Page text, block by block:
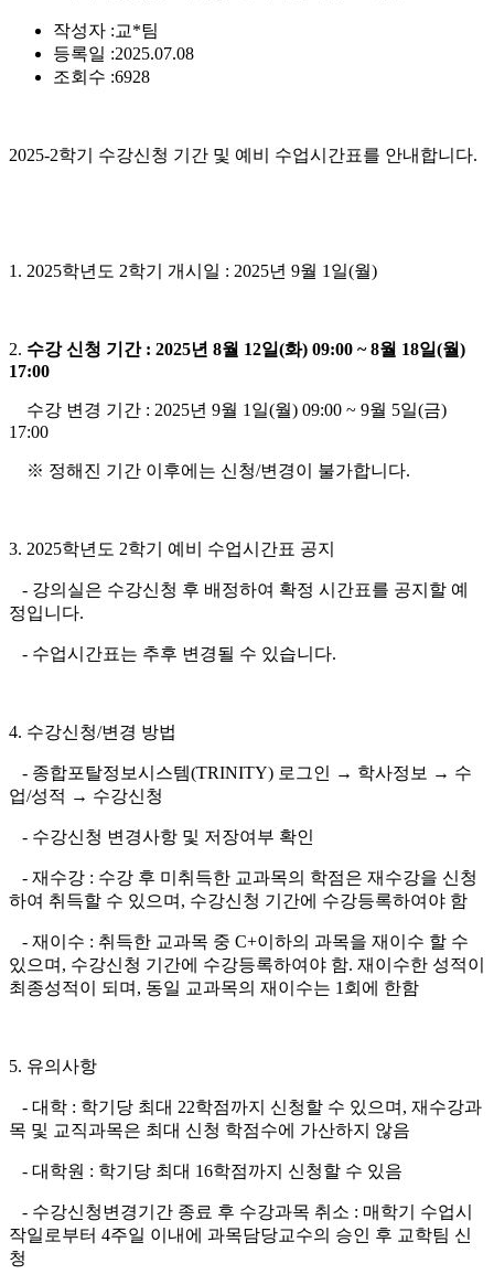
작성자 :교*팀
등록일 :2025.07.08
조회수 :6928
2025-2학기 수강신청 기간 및 예비 수업시간표를 안내합니다.
1. 2025학년도 2학기 개시일 : 2025년 9월 1일(월)
2. 수강 신청 기간 : 2025년 8월 12일(화) 09:00 ~ 8월 18일(월)
17:00
수강 변경 기간 : 2025년 9월 1일(월) 09:00 ~ 9월 5일(금)
17:00
※ 정해진 기간 이후에는 신청/변경이 불가합니다.
3. 2025학년도 2학기 예비 수업시간표 공지
- 강의실은 수강신청 후 배정하여 확정 시간표를 공지할 예
정입니다.
- 수업시간표는 추후 변경될 수 있습니다.
4. 수강신청/변경 방법
- 종합포탈정보시스템(TRINITY) 로그인 → 학사정보 → 수
업/성적 → 수강신청
- 수강신청 변경사항 및 저장여부 확인
- 재수강 : 수강 후 미취득한 교과목의 학점은 재수강을 신청
하여 취득할 수 있으며, 수강신청 기간에 수강등록하여야 함
- 재이수 : 취득한 교과목 중 C+이하의 과목을 재이수 할 수
있으며, 수강신청 기간에 수강등록하여야 함. 재이수한 성적이
최종성적이 되며, 동일 교과목의 재이수는 1회에 한함
5. 유의사항
- 대학 : 학기당 최대 22학점까지 신청할 수 있으며, 재수강과
목 및 교직과목은 최대 신청 학점수에 가산하지 않음
- 대학원 : 학기당 최대 16학점까지 신청할 수 있음
- 수강신청변경기간 종료 후 수강과목 취소 : 매학기 수업시
작일로부터 4주일 이내에 과목담당교수의 승인 후 교학팀 신
청